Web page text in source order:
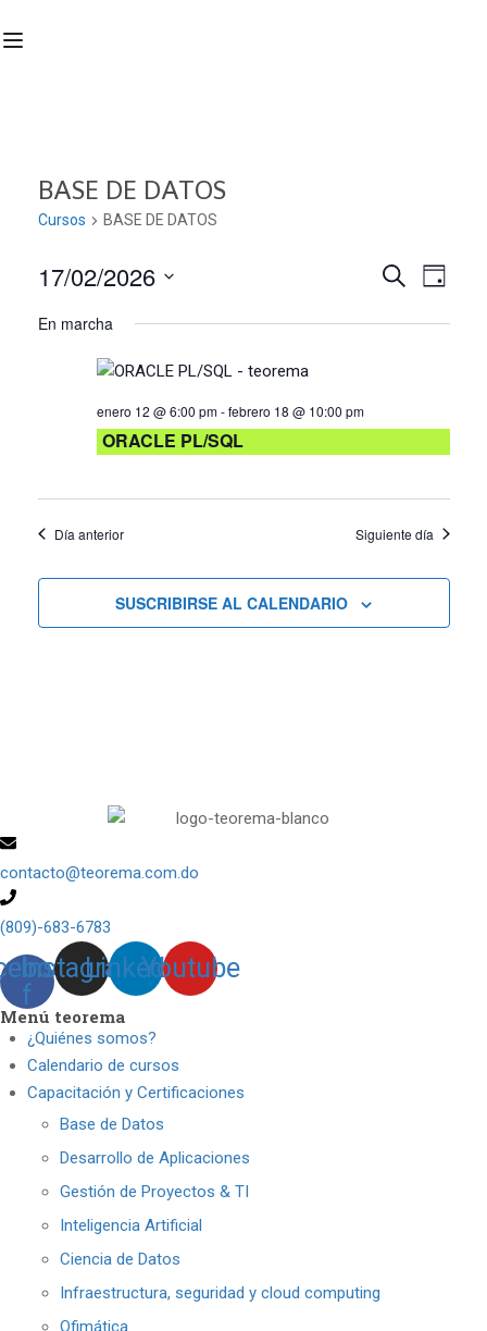
BASE DE DATOS
Cursos BASE DE DATOS
de
y
vistas
de
BUSCAR
de
DÍA
17/02/2026
fecha.
En marcha
enero 12 @ 6:00 pm-febrero 18 @ 10:00 pm
ORACLE PL/SQL
Día anterior Siguiente día
SUSCRIBIRSE AL CALENDARIO
contacto@teorema.com.do
(809)-683-6783
f
Instagram
LinkedinYoutube
Menú teorema
¿Quiénes somos?
Calendario de cursos
Capacitación y Certificaciones
Base de Datos
Desarrollo de Aplicaciones
Gestión de Proyectos & TI
Inteligencia Artificial
Ciencia de Datos
Infraestructura, seguridad y cloud computing
Ofimática